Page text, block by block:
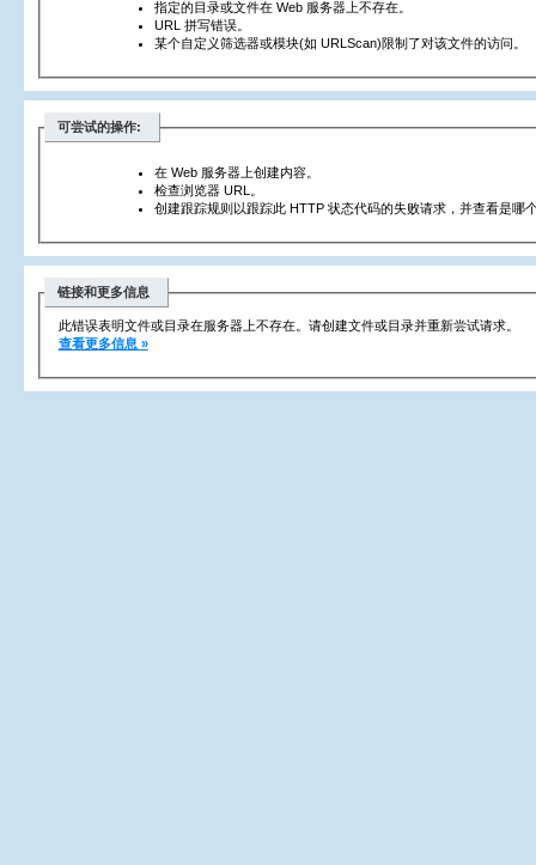
指定的目录或文件在 Web 服务器上不存在。
URL 拼写错误。
某个自定义筛选器或模块(如 URLScan)限制了对该文件的访问。
可尝试的操作:
在 Web 服务器上创建内容。
检查浏览器 URL。
创建跟踪规则以跟踪此 HTTP 状态代码的失败请求，并查看是哪
链接和更多信息
此错误表明文件或目录在服务器上不存在。请创建文件或目录并重新尝试请求。
查看更多信息 »